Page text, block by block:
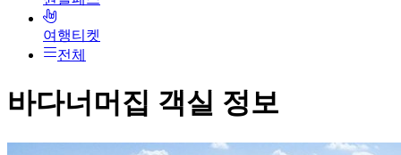
여행티켓
전체
바다너머집 객실 정보